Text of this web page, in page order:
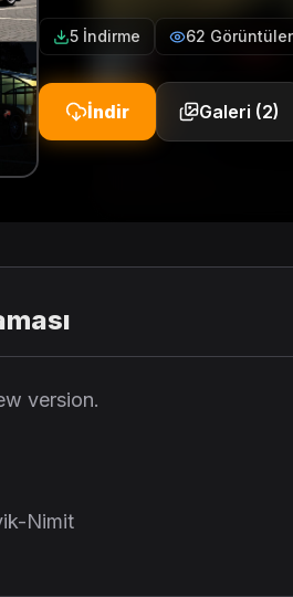
5 İndirme 62
İndir Galeri (2)
version.
Nimit